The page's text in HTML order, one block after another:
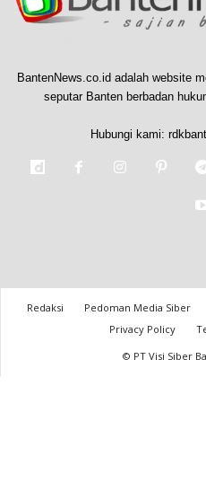
BantenNews.co.id adalah website
seputar Banten berbadan
Hubungi kami:
Redaksi Pedoman Media Siber
Privacy Policy
© PT Visi Siber